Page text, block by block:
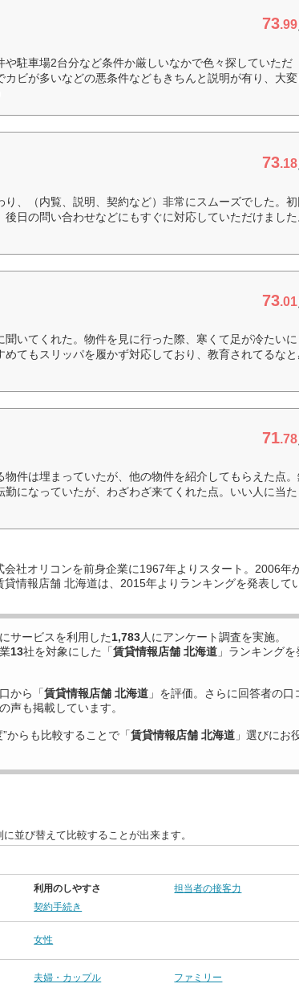
73.99
駐車場2台分など条件か厳しいなかで色々探していただ
ビが多いなどの悪条件などもきちんと説明が有り、大変
73.18
、（内覧、説明、契約など）非常にスムーズでした。初
日の問い合わせなどにもすぐに対応していただけました
73.01
いてくれた。物件を見に行った際、寒くて足が冷たいに
てもスリッパを履かず対応しており、教育されてるな
71.78
件は埋まっていたが、他の物件を紹介してもらえた点。
になっていたが、わざわざ来てくれた点。いい人に当た
社オリコンを前身企業に1967年よりスタート。2006年
情報店舗 北海道は、2015年よりランキングを発表して
サービスを利用した1,783人にアンケート調査を実施。
13社を対象にした「賃貸情報店舗 北海道 」ランキングを
から「賃貸情報店舗 北海道 」を評価。さらに回答者の口
声も掲載しています。
からも比較することで「賃貸情報店舗 北海道 」選びにお
並び替えて比較することが出来ます。
利用のしやすさ
担当者の接客力
契約手続き
女性
夫婦・カップル ファミリー